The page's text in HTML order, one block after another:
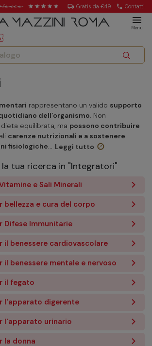
local_shipping Gratis da €49 call Contatti
menu
Menu
rappresentano un valido supporto
dell’organismo. Non
equilibrata, ma possono contribuire
carenze nutrizionali e a sostenere
fisiologiche... Leggi tutto
tua ricerca in "Integratori"
e Sali Minerali
bellezza e cura del corpo
Difese Immunitarie
il benessere cardiovascolare
il benessere mentale e nervoso
il fegato
l'apparato digerente
l'apparato urinario
la donna